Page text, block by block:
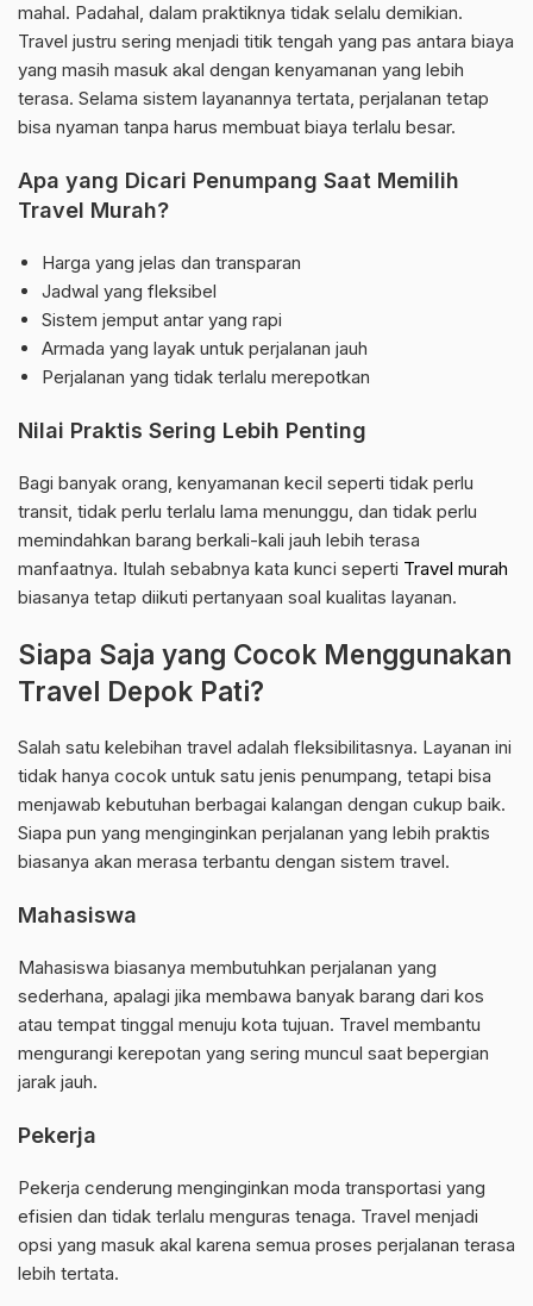
mahal. Padahal, dalam praktiknya tidak selalu demikian.
Travel justru sering menjadi titik tengah yang pas antara biaya
yang masih masuk akal dengan kenyamanan yang lebih
terasa. Selama sistem layanannya tertata, perjalanan tetap
bisa nyaman tanpa harus membuat biaya terlalu besar.
Apa yang Dicari Penumpang Saat Memilih
Travel Murah?
Harga yang jelas dan transparan
Jadwal yang fleksibel
Sistem jemput antar yang rapi
Armada yang layak untuk perjalanan jauh
Perjalanan yang tidak terlalu merepotkan
Nilai Praktis Sering Lebih Penting
Bagi banyak orang, kenyamanan kecil seperti tidak perlu
transit, tidak perlu terlalu lama menunggu, dan tidak perlu
memindahkan barang berkali-kali jauh lebih terasa
manfaatnya. Itulah sebabnya kata kunci seperti Travel murah
biasanya tetap diikuti pertanyaan soal kualitas layanan.
Siapa Saja yang Cocok Menggunakan
Travel Depok Pati?
Salah satu kelebihan travel adalah fleksibilitasnya. Layanan ini
tidak hanya cocok untuk satu jenis penumpang, tetapi bisa
menjawab kebutuhan berbagai kalangan dengan cukup baik.
Siapa pun yang menginginkan perjalanan yang lebih praktis
biasanya akan merasa terbantu dengan sistem travel.
Mahasiswa
Mahasiswa biasanya membutuhkan perjalanan yang
sederhana, apalagi jika membawa banyak barang dari kos
atau tempat tinggal menuju kota tujuan. Travel membantu
mengurangi kerepotan yang sering muncul saat bepergian
jarak jauh.
Pekerja
Pekerja cenderung menginginkan moda transportasi yang
efisien dan tidak terlalu menguras tenaga. Travel menjadi
opsi yang masuk akal karena semua proses perjalanan terasa
lebih tertata.